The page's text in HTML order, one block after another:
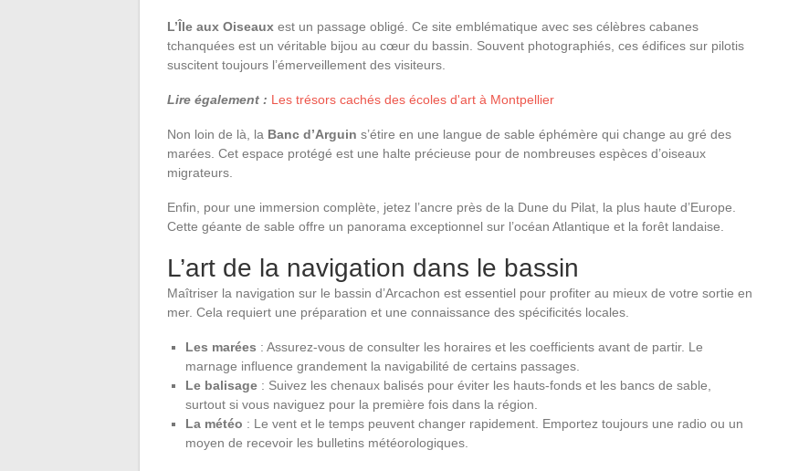
L’Île aux Oiseaux est un passage obligé. Ce site emblématique avec ses célèbres cabanes
tchanquées est un véritable bijou au cœur du bassin. Souvent photographiés, ces édifices sur pilotis
suscitent toujours l’émerveillement des visiteurs.
Lire également : Les trésors cachés des écoles d'art à Montpellier
Non loin de là, la Banc d’Arguin s’étire en une langue de sable éphémère qui change au gré des
marées. Cet espace protégé est une halte précieuse pour de nombreuses espèces d’oiseaux
migrateurs.
Enfin, pour une immersion complète, jetez l’ancre près de la Dune du Pilat, la plus haute d’Europe.
Cette géante de sable offre un panorama exceptionnel sur l’océan Atlantique et la forêt landaise.
L’art de la navigation dans le bassin
Maîtriser la navigation sur le bassin d’Arcachon est essentiel pour profiter au mieux de votre sortie en
mer. Cela requiert une préparation et une connaissance des spécificités locales.
Les marées : Assurez-vous de consulter les horaires et les coefficients avant de partir. Le
marnage influence grandement la navigabilité de certains passages.
Le balisage : Suivez les chenaux balisés pour éviter les hauts-fonds et les bancs de sable,
surtout si vous naviguez pour la première fois dans la région.
La météo : Le vent et le temps peuvent changer rapidement. Emportez toujours une radio ou un
moyen de recevoir les bulletins météorologiques.